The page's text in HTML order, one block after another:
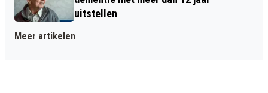
uitstellen
Meer artikelen